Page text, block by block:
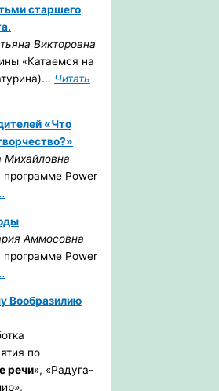
старшего
Викторовна
«Катаемся на
Читать
«Что
Михайловна
программе Power
Аммосовна
программе Power
Вообразилию
по
речи», «Радуга-